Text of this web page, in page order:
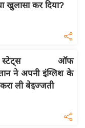
खुलासा कर दिया?
स्टेट्स ऑफ
ने अपनी इंग्लिश के
ली बेइज्जती